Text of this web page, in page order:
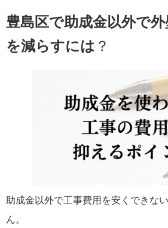
豊島区で助成金以外で
を減らすには ？
助成金以外で工事費用を安くできな
ん。